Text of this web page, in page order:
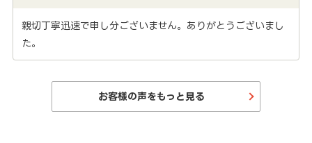
親切丁寧迅速で申し分ございません。ありがとうございまし
た。
お客様の声をもっと見る